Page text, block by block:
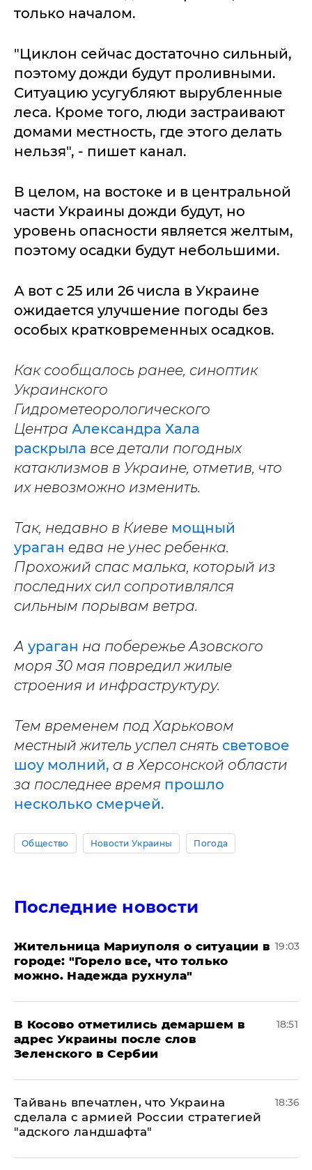
только началом.
"Циклон сейчас достаточно сильный,
поэтому дожди будут проливными.
Ситуацию усугубляют вырубленные
леса. Кроме того, люди застраивают
домами местность, где этого делать
нельзя", - пишет канал.
В целом, на востоке и в центральной
части Украины дожди будут, но
уровень опасности является желтым,
поэтому осадки будут небольшими.
А вот с 25 или 26 числа в Украине
ожидается улучшение погоды без
особых кратковременных осадков.
Как сообщалось ранее, синоптик
Украинского
Гидрометеорологического
Центра Александра Хала
раскрыла все детали погодных
катаклизмов в Украине, отметив, что
их невозможно изменить.
Так, недавно в Киеве мощный
ураган едва не унес ребенка.
Прохожий спас малька, который из
последних сил сопротивлялся
сильным порывам ветра.
А ураган на побережье Азовского
моря 30 мая повредил жилые
строения и инфраструктуру.
Тем временем под Харьковом
местный житель успел снять световое
шоу молний, а в Херсонской области
за последнее время прошло
несколько смерчей.
Общество Новости Украины Погода
Последние новости
Жительница Мариуполя о ситуации в
городе: "Горело все, что только
можно. Надежда рухнула"
19:03
В Косово отметились демаршем в
адрес Украины после слов
Зеленского в Сербии
18:51
Тайвань впечатлен, что Украина
сделала с армией России стратегией
"адского ландшафта"
18:36